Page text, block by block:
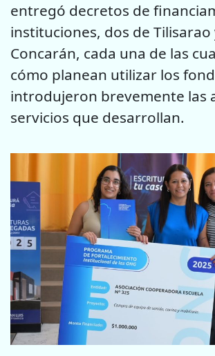
entregó decretos de
instituciones, dos de Tilisarao
Concarán, cada una de las
cómo planean utilizar los
introdujeron brevemente las
servicios que desarrollan.